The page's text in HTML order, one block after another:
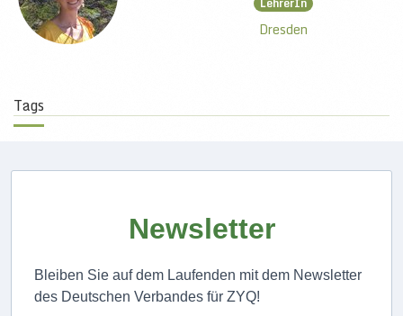
Dresden
Tags
Newsletter
Bleiben Sie auf dem Laufenden mit dem Newsletter
des Deutschen Verbandes für ZYQ!